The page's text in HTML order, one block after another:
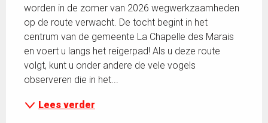
worden in de zomer van 2026 wegwerkzaamheden
op de route verwacht. De tocht begint in het
centrum van de gemeente La Chapelle des Marais
en voert u langs het reigerpad! Als u deze route
volgt, kunt u onder andere de vele vogels
observeren die in het...
Lees verder